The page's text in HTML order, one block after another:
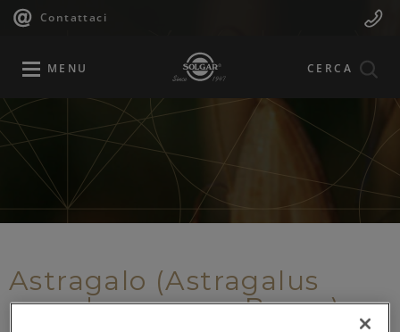
Salta
principale
Contattaci
Navigazione
Menu
MENU CERCA
Astragalo (Astragalus
membranaceus Bung.)